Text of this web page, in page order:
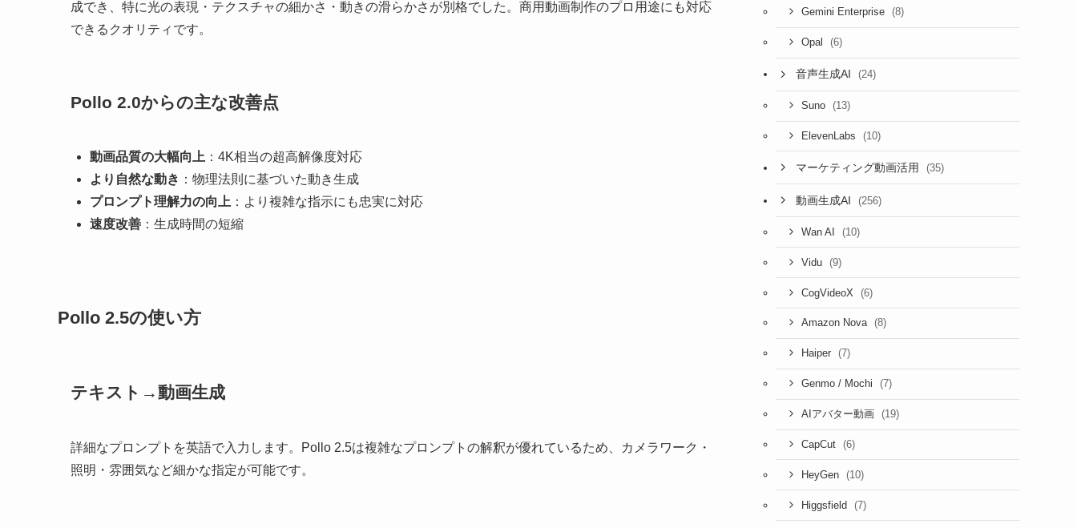
成でき、特に光の表現・テクスチャの細かさ・動きの滑らかさが別格でした。商用動画制作のプロ用途にも対応
できるクオリティです。
Pollo 2.0からの主な改善点
動画品質の大幅向上 ：4K相当の超高解像度対応
より自然な動き ：物理法則に基づいた動き生成
プロンプト理解力の向上 ：より複雑な指示にも忠実に対応
速度改善 ：生成時間の短縮
Pollo 2.5の使い方
テキスト→動画生成
詳細なプロンプトを英語で入力します。Pollo 2.5は複雑なプロンプトの解釈が優れているため、カメラワーク・
照明・雰囲気など細かな指定が可能です。
Gemini Enterprise (8)
Opal (6)
音声生成AI (24)
Suno (13)
ElevenLabs (10)
マーケティング動画活用 (35)
動画生成AI (256)
Wan AI (10)
Vidu (9)
CogVideoX (6)
Amazon Nova (8)
Haiper (7)
Genmo / Mochi (7)
AIアバター動画 (19)
CapCut (6)
HeyGen (10)
Higgsfield (7)